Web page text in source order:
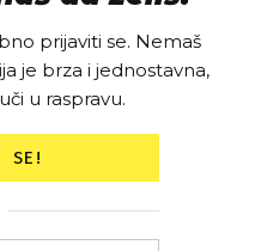
prijaviti se. Nemaš
je brza i jednostavna,
u raspravu.
SE!